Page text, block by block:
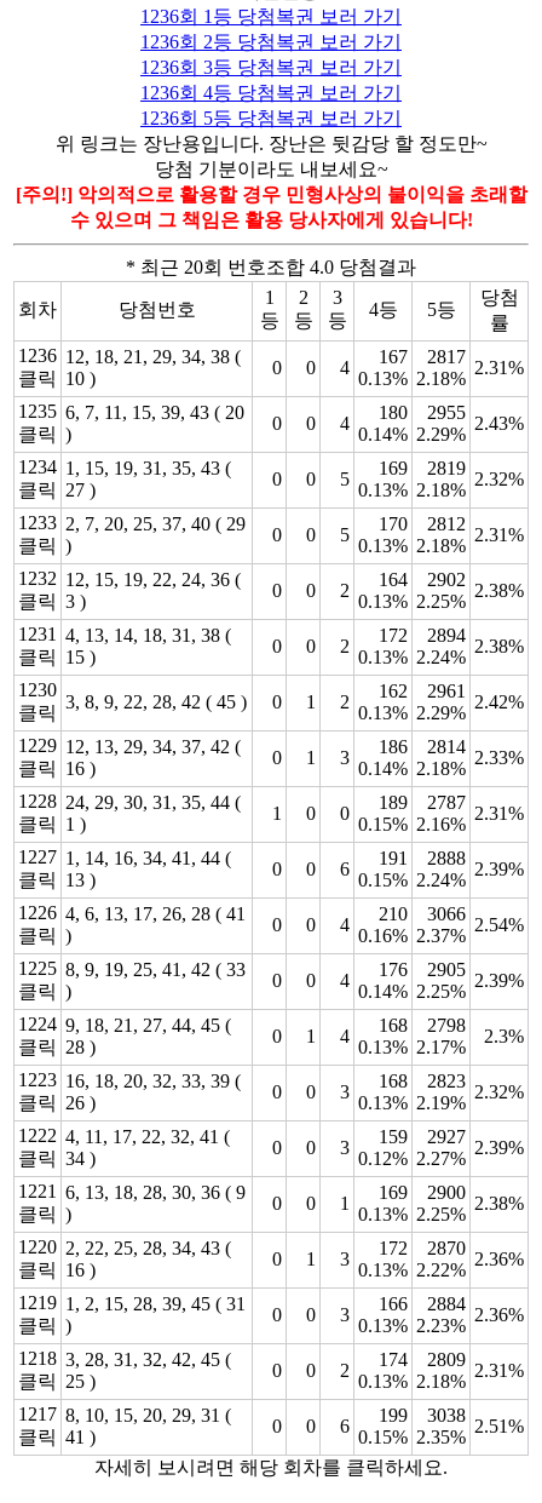
1236회 1등 당첨복권 보러 가기
1236회 2등 당첨복권 보러 가기
1236회 3등 당첨복권 보러 가기
1236회 4등 당첨복권 보러 가기
1236회 5등 당첨복권 보러 가기
위 링크는 장난용입니다. 장난은 뒷감당 할 정도만~
당첨 기분이라도 내보세요~
[주의!] 악의적으로 활용할 경우 민형사상의 불이익을 초래할
수 있으며 그 책임은 활용 당사자에게 있습니다!
* 최근 20회 번호조합 4.0 당첨결과
회차 당첨번호
1
등
2
등
3
등
4등 5등
당첨
률
1236
클릭
12, 18, 21, 29, 34, 38 (
10 )
0 0 4
167
0.13%
2817
2.18%
2.31%
1235
클릭
6, 7, 11, 15, 39, 43 ( 20
)
0 0 4
180
0.14%
2955
2.29%
2.43%
1234
클릭
1, 15, 19, 31, 35, 43 (
27 )
0 0 5
169
0.13%
2819
2.18%
2.32%
1233
클릭
2, 7, 20, 25, 37, 40 ( 29
)
0 0 5
170
0.13%
2812
2.18%
2.31%
1232
클릭
12, 15, 19, 22, 24, 36 (
3 )
0 0 2
164
0.13%
2902
2.25%
2.38%
1231
클릭
4, 13, 14, 18, 31, 38 (
15 )
0 0 2
172
0.13%
2894
2.24%
2.38%
1230
클릭
3, 8, 9, 22, 28, 42 ( 45 ) 0 1 2
162
0.13%
2961
2.29%
2.42%
1229
클릭
12, 13, 29, 34, 37, 42 (
16 )
0 1 3
186
0.14%
2814
2.18%
2.33%
1228
클릭
24, 29, 30, 31, 35, 44 (
1 )
1 0 0
189
0.15%
2787
2.16%
2.31%
1227
클릭
1, 14, 16, 34, 41, 44 (
13 )
0 0 6
191
0.15%
2888
2.24%
2.39%
1226
클릭
4, 6, 13, 17, 26, 28 ( 41
)
0 0 4
210
0.16%
3066
2.37%
2.54%
1225
클릭
8, 9, 19, 25, 41, 42 ( 33
)
0 0 4
176
0.14%
2905
2.25%
2.39%
1224
클릭
9, 18, 21, 27, 44, 45 (
28 )
0 1 4
168
0.13%
2798
2.17%
2.3%
1223
클릭
16, 18, 20, 32, 33, 39 (
26 )
0 0 3
168
0.13%
2823
2.19%
2.32%
1222
클릭
4, 11, 17, 22, 32, 41 (
34 )
0 0 3
159
0.12%
2927
2.27%
2.39%
1221
클릭
6, 13, 18, 28, 30, 36 ( 9
)
0 0 1
169
0.13%
2900
2.25%
2.38%
1220
클릭
2, 22, 25, 28, 34, 43 (
16 )
0 1 3
172
0.13%
2870
2.22%
2.36%
1219
클릭
1, 2, 15, 28, 39, 45 ( 31
)
0 0 3
166
0.13%
2884
2.23%
2.36%
1218
클릭
3, 28, 31, 32, 42, 45 (
25 )
0 0 2
174
0.13%
2809
2.18%
2.31%
1217
클릭
8, 10, 15, 20, 29, 31 (
41 )
0 0 6
199
0.15%
3038
2.35%
2.51%
자세히 보시려면 해당 회차를 클릭하세요.